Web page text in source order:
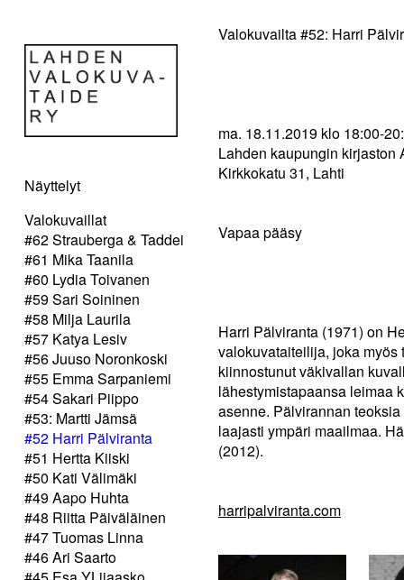
Näyttelyt
Valokuvaillat
#62 Strauberga & Taddei
#61 Mika Taanila
#60 Lydia Toivanen
#59 Sari Soininen
#58 Milja Laurila
#57 Katya Lesiv
#56 Juuso Noronkoski
#55 Emma Sarpaniemi
#54 Sakari Piippo
#53: Martti Jämsä
#52 Harri Pälviranta
#51 Hertta Kiiski
#50 Kati Välimäki
#49 Aapo Huhta
#48 Riitta Päiväläinen
#47 Tuomas Linna
#46 Ari Saarto
Valokuvailta #52: Harri
ma. 18.11.2019 klo 18:00-
Lahden kaupungin kirjaston
Kirkkokatu 31, Lahti
Vapaa pääsy
Harri Pälviranta (1971) on
valokuvataiteilija, joka
kiinnostunut väkivallan
lähestymistapaansa leimaa
asenne. Pälvirannan
laajasti ympäri maailmaa.
(2012).
harripalviranta.com